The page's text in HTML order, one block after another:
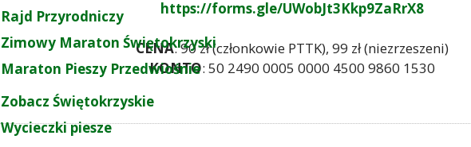
Rajd Przyrodniczy
Zimowy Maraton Świętokrzyski
Maraton Pieszy Przedwiośnie
Zobacz Świętokrzyskie
Wycieczki piesze
https://forms.gle/UWobJt3Kkp9ZaRrX8
CENA: 90 zł (członkowie PTTK), 99 zł (niezrzeszeni)
KONTO: 50 2490 0005 0000 4500 9860 1530